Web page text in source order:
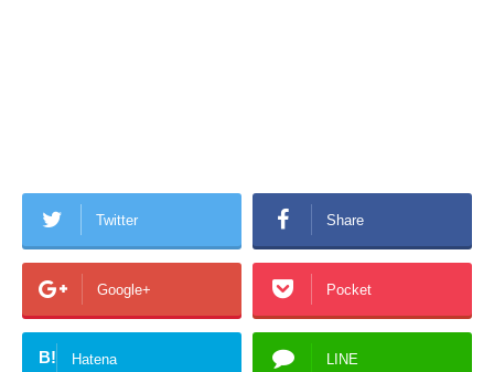
Twitter Share
Google+ Pocket
B! Hatena LINE